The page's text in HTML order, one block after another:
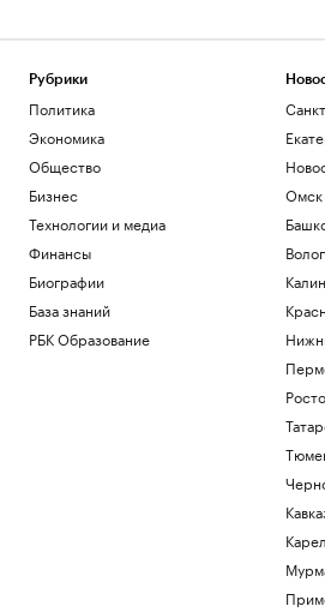
Рубрики
Политика
Экономика
Общество
Бизнес
Технологии и медиа
Финансы
Биографии
База знаний
РБК Образование
Омск